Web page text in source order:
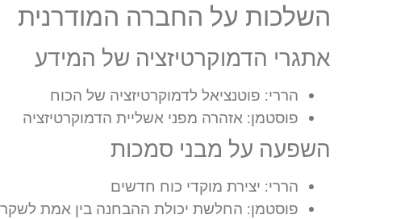
השלכות על החברה המודרנית
אתגרי הדמוקרטיזציה של המידע
הררי: פוטנציאל לדמוקרטיזציה של הכוח
פוסטמן: אזהרה מפני אשליית הדמוקרטיזציה
השפעה על מבני סמכות
הררי: יצירת מוקדי כוח חדשים
פוסטמן: החלשת יכולת ההבחנה בין אמת לשקר